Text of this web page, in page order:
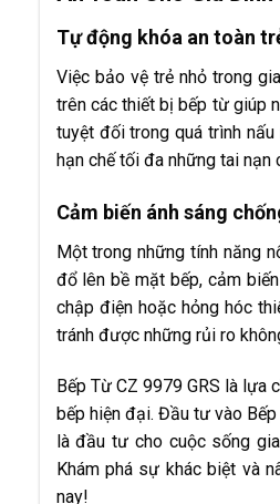
Tự động khóa an toàn
Việc bảo vệ trẻ nhỏ trong
trên các thiết bị bếp từ giúp
tuyệt đối trong quá trình
hạn chế tối đa những tai nạn
Cảm biến ánh sáng
Một trong những tính năng
đổ lên bề mặt bếp, cảm
chập điện hoặc hỏng hóc
tránh được những rủi ro
Bếp Từ CZ 9979 GRS là lựa
bếp hiện đại. Đầu tư vào
là đầu tư cho cuộc sống
Khám phá sự khác biệt và
nay!